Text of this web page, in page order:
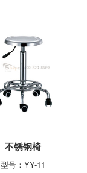
不锈钢椅
型号：YY-11